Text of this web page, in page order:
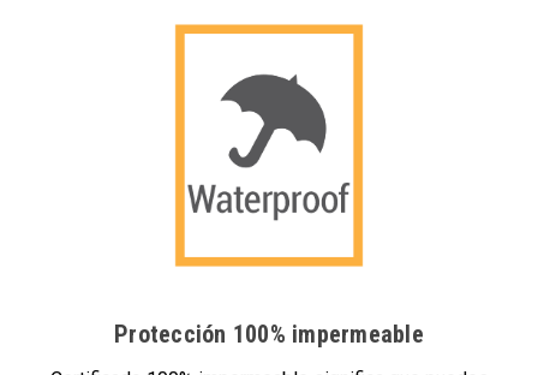
Protección 100% impermeable